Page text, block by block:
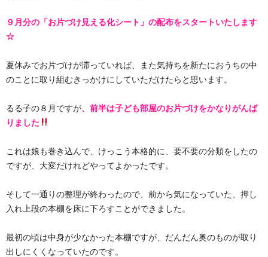
９月分の「お片づけ見える化シート」の配布をスタートいたします
☆
夏休みでお片づけが滞っていれば、また気持ちを新たにおうちの中
のことに取り組むきっかけにしていただけたらと思います。
るる子の８月ですが、前半は子ども部屋のお片づけをかなりがんば
りました
これは娘も巻き込んで、けっこう本格的に、要不要の分類をしたの
ですが、大変だけれどやってよかったです。
そして一通りの整理が終わったので、前から気になっていた、押し
入れ上段の本棚を床に下ろすことができました。
最初の頃は中身が少なかった本棚ですが、だんだん奥のものが取り
出しにくくなっていたのです。